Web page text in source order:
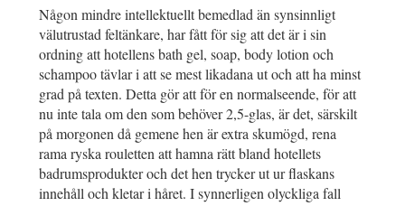
Någon mindre intellektuellt bemedlad än synsinnligt
välutrustad feltänkare, har fått för sig att det är i sin
ordning att hotellens bath gel, soap, body lotion och
schampoo tävlar i att se mest likadana ut och att ha minst
grad på texten. Detta gör att för en normalseende, för att
nu inte tala om den som behöver 2,5-glas, är det, särskilt
på morgonen då gemene hen är extra skumögd, rena
rama ryska rouletten att hamna rätt bland hotellets
badrumsprodukter och det hen trycker ut ur flaskans
innehåll och kletar i håret. I synnerligen olyckliga fall